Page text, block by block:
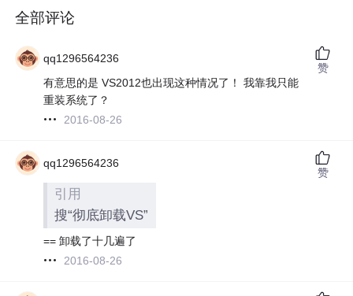
全部评论
qq1296564236
有意思的是 VS2012也出现这种情况了！ 我靠我只能
重装系统了？
2016-08-26
赞
qq1296564236
引用
搜“彻底卸载VS”
== 卸载了十几遍了
2016-08-26
赞